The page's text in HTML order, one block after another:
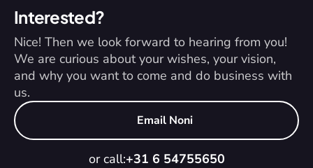
Interested?
Nice! Then we look forward to hearing from you!
We are curious about your wishes, your vision,
and why you want to come and do business with
us.
Email Noni
or call:+31 6 54755650